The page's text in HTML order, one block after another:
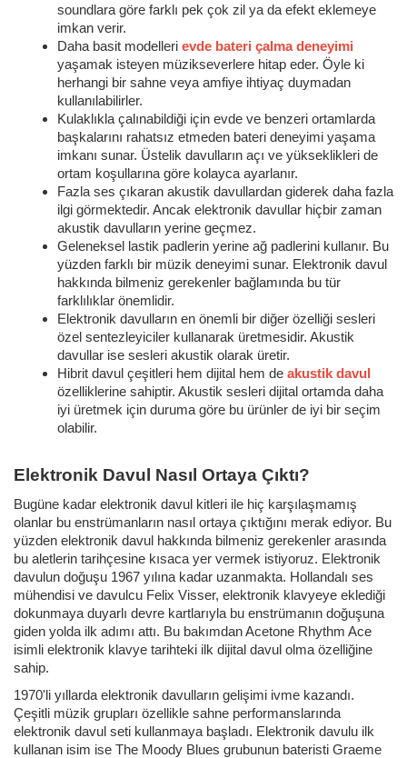
soundlara göre farklı pek çok zil ya da efekt eklemeye
imkan verir.
Daha basit modelleri evde bateri çalma deneyimi
yaşamak isteyen müzikseverlere hitap eder. Öyle ki
herhangi bir sahne veya amfiye ihtiyaç duymadan
kullanılabilirler.
Kulaklıkla çalınabildiği için evde ve benzeri ortamlarda
başkalarını rahatsız etmeden bateri deneyimi yaşama
imkanı sunar. Üstelik davulların açı ve yükseklikleri de
ortam koşullarına göre kolayca ayarlanır.
Fazla ses çıkaran akustik davullardan giderek daha fazla
ilgi görmektedir. Ancak elektronik davullar hiçbir zaman
akustik davulların yerine geçmez.
Geleneksel lastik padlerin yerine ağ padlerini kullanır. Bu
yüzden farklı bir müzik deneyimi sunar. Elektronik davul
hakkında bilmeniz gerekenler bağlamında bu tür
farklılıklar önemlidir.
Elektronik davulların en önemli bir diğer özelliği sesleri
özel sentezleyiciler kullanarak üretmesidir. Akustik
davullar ise sesleri akustik olarak üretir.
Hibrit davul çeşitleri hem dijital hem de akustik davul
özelliklerine sahiptir. Akustik sesleri dijital ortamda daha
iyi üretmek için duruma göre bu ürünler de iyi bir seçim
olabilir.
Elektronik Davul Nasıl Ortaya Çıktı?
Bugüne kadar elektronik davul kitleri ile hiç karşılaşmamış
olanlar bu enstrümanların nasıl ortaya çıktığını merak ediyor. Bu
yüzden elektronik davul hakkında bilmeniz gerekenler arasında
bu aletlerin tarihçesine kısaca yer vermek istiyoruz. Elektronik
davulun doğuşu 1967 yılına kadar uzanmakta. Hollandalı ses
mühendisi ve davulcu Felix Visser, elektronik klavyeye eklediği
dokunmaya duyarlı devre kartlarıyla bu enstrümanın doğuşuna
giden yolda ilk adımı attı. Bu bakımdan Acetone Rhythm Ace
isimli elektronik klavye tarihteki ilk dijital davul olma özelliğine
sahip.
1970'li yıllarda elektronik davulların gelişimi ivme kazandı.
Çeşitli müzik grupları özellikle sahne performanslarında
elektronik davul seti kullanmaya başladı. Elektronik davulu ilk
kullanan isim ise The Moody Blues grubunun bateristi Graeme